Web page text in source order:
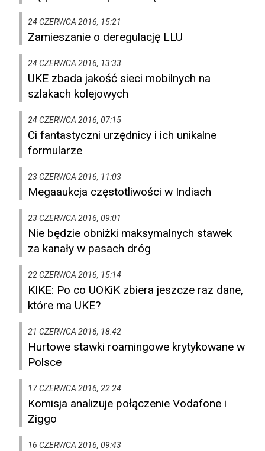
24 CZERWCA 2016, 15:21
Zamieszanie o deregulację LLU
24 CZERWCA 2016, 13:33
UKE zbada jakość sieci mobilnych na
szlakach kolejowych
24 CZERWCA 2016, 07:15
Ci fantastyczni urzędnicy i ich unikalne
formularze
23 CZERWCA 2016, 11:03
Megaaukcja częstotliwości w Indiach
23 CZERWCA 2016, 09:01
Nie będzie obniżki maksymalnych stawek
za kanały w pasach dróg
22 CZERWCA 2016, 15:14
KIKE: Po co UOKiK zbiera jeszcze raz dane,
które ma UKE?
21 CZERWCA 2016, 18:42
Hurtowe stawki roamingowe krytykowane w
Polsce
17 CZERWCA 2016, 22:24
Komisja analizuje połączenie Vodafone i
Ziggo
16 CZERWCA 2016, 09:43